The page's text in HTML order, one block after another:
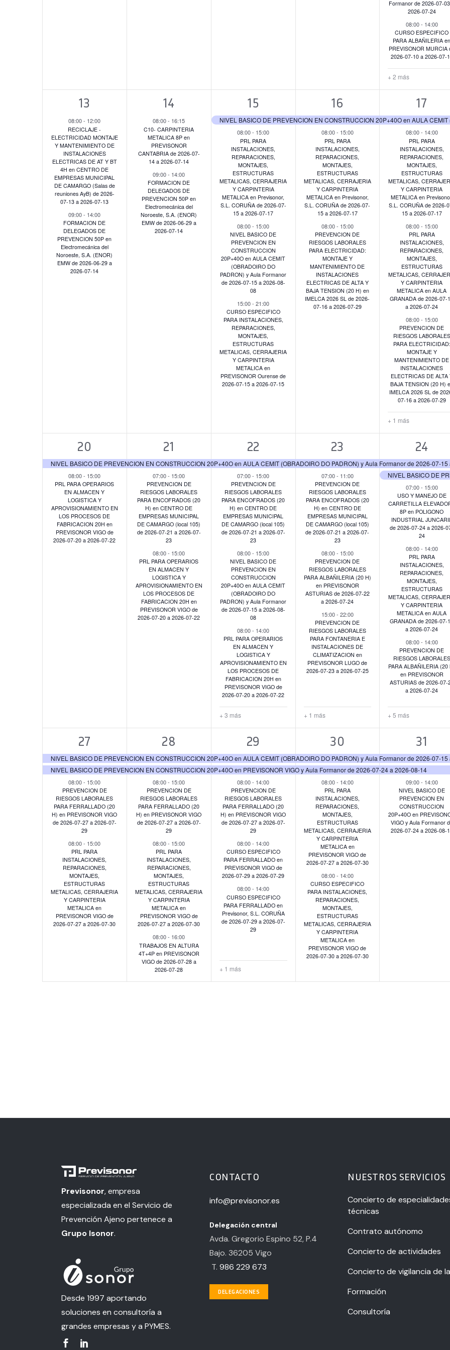
Formanor de 2026-07-
2026-07-24
08:00- 14:00
CURSO ESPECIFICO
PARA ALBAÑILERIA en
PREVISONOR MURCIA
2026-07-10 a 2026-07-
+ 2 más
2
eventos,
13
08:00- 12:00
RECICLAJE -
ELECTRICIDAD MONTAJE
Y MANTENIMIENTO DE
INSTALACIONES
ELECTRICAS DE AT Y BT
4H en CENTRO DE
EMPRESAS MUNICIPAL
DE CAMARGO (Salas de
reuniones AyB) de 2026-
07-13 a 2026-07-13
09:00- 14:00
FORMACION DE
DELEGADOS DE
PREVENCION 50P en
Electromecánica del
Noroeste, S.A. (ENOR)
EMW de 2026-06-29 a
2026-07-14
2
eventos,
14
08:00- 16:15
C10- CARPINTERIA
METALICA 8P en
PREVISONOR
CANTABRIA de 2026-07-
14 a 2026-07-14
09:00- 14:00
FORMACION DE
DELEGADOS DE
PREVENCION 50P en
Electromecánica del
Noroeste, S.A. (ENOR)
EMW de 2026-06-29 a
2026-07-14
4
eventos,
15
08:00- 15:00
PRL PARA
INSTALACIONES,
REPARACIONES,
MONTAJES,
ESTRUCTURAS
METALICAS, CERRAJERIA
Y CARPINTERIA
METALICA en Previsonor,
S.L. CORUÑA de 2026-07-
15 a 2026-07-17
08:00- 15:00
NIVEL BASICO DE
PREVENCION EN
CONSTRUCCION
20P+40O en AULA CEMIT
(OBRADOIRO DO
PADRON) y Aula Formanor
de 2026-07-15 a 2026-08-
08
15:00-21:00
CURSO ESPECIFICO
PARA INSTALACIONES,
REPARACIONES,
MONTAJES,
ESTRUCTURAS
METALICAS, CERRAJERIA
Y CARPINTERIA
METALICA en
PREVISONOR Ourense de
2026-07-15 a 2026-07-15
3
eventos,
16
08:00- 15:00
PRL PARA
INSTALACIONES,
REPARACIONES,
MONTAJES,
ESTRUCTURAS
METALICAS, CERRAJERIA
Y CARPINTERIA
METALICA en Previsonor,
S.L. CORUÑA de 2026-07-
15 a 2026-07-17
08:00- 15:00
PREVENCION DE
RIESGOS LABORALES
PARA ELECTRICIDAD:
MONTAJE Y
MANTENIMIENTO DE
INSTALACIONES
ELECTRICAS DE ALTA Y
BAJA TENSION (20 H) en
IMELCA 2026 SL de 2026-
07-16 a 2026-07-29
5
17
08:00- 14:00
PRL PARA
INSTALACIONES,
REPARACIONES,
MONTAJES,
ESTRUCTURAS
METALICAS,
Y CARPINTERIA
METALICA en
S.L. CORUÑA de 2026-
15 a 2026-07-17
08:00- 15:00
PRL PARA
INSTALACIONES,
REPARACIONES,
MONTAJES,
ESTRUCTURAS
METALICAS,
Y CARPINTERIA
METALICA en AULA
GRANADA de 2026-07-
a 2026-07-24
08:00- 15:00
PREVENCION DE
RIESGOS LABORALES
PARA ELECTRICIDAD:
MONTAJE Y
MANTENIMIENTO DE
INSTALACIONES
ELECTRICAS DE ALTA
BAJA TENSION (20 H)
IMELCA 2026 SL de
07-16 a 2026-07-29
+ 1 más
2
eventos,
20
NIVEL BASICO DE PREVENCION EN CONSTRUCCION 20P+40O en AULA CEMIT (OBRADOIRO DO PADRON) y Aula Formanor de 2026-07-
08:00- 15:00
PRL PARA OPERARIOS
EN ALMACEN Y
LOGISTICA Y
APROVISIONAMIENTO EN
LOS PROCESOS DE
FABRICACION 20H en
PREVISONOR VIGO de
2026-07-20 a 2026-07-22
3
eventos,
21
07:00- 15:00
PREVENCION DE
RIESGOS LABORALES
PARA ENCOFRADOS (20
H) en CENTRO DE
EMPRESAS MUNICIPAL
DE CAMARGO (local 105)
de 2026-07-21 a 2026-07-
23
08:00- 15:00
PRL PARA OPERARIOS
EN ALMACEN Y
LOGISTICA Y
APROVISIONAMIENTO EN
LOS PROCESOS DE
FABRICACION 20H en
PREVISONOR VIGO de
2026-07-20 a 2026-07-22
7
eventos,
22
07:00- 15:00
PREVENCION DE
RIESGOS LABORALES
PARA ENCOFRADOS (20
H) en CENTRO DE
EMPRESAS MUNICIPAL
DE CAMARGO (local 105)
de 2026-07-21 a 2026-07-
23
08:00- 15:00
NIVEL BASICO DE
PREVENCION EN
CONSTRUCCION
20P+40O en AULA CEMIT
(OBRADOIRO DO
PADRON) y Aula Formanor
de 2026-07-15 a 2026-08-
08
08:00- 14:00
PRL PARA OPERARIOS
EN ALMACEN Y
LOGISTICA Y
APROVISIONAMIENTO EN
LOS PROCESOS DE
FABRICACION 20H en
PREVISONOR VIGO de
2026-07-20 a 2026-07-22
+ 3 más
5
eventos,
23
07:00- 11:00
PREVENCION DE
RIESGOS LABORALES
PARA ENCOFRADOS (20
H) en CENTRO DE
EMPRESAS MUNICIPAL
DE CAMARGO (local 105)
de 2026-07-21 a 2026-07-
23
08:00- 15:00
PREVENCION DE
RIESGOS LABORALES
PARA ALBAÑILERIA (20 H)
en PREVISONOR
ASTURIAS de 2026-07-22
a 2026-07-24
15:00- 22:00
PREVENCION DE
RIESGOS LABORALES
PARA FONTANERIA E
INSTALACIONES DE
CLIMATIZACION en
PREVISONOR LUGO de
2026-07-23 a 2026-07-25
+ 1 más
10
24
07:00- 15:00
USO Y MANEJO DE
CARRETILLA
8P en POLIGONO
INDUSTRIAL JUNCARIL
de 2026-07-24 a 2026-
24
08:00- 14:00
PRL PARA
INSTALACIONES,
REPARACIONES,
MONTAJES,
ESTRUCTURAS
METALICAS,
Y CARPINTERIA
METALICA en AULA
GRANADA de 2026-07-
a 2026-07-24
08:00- 14:00
PREVENCION DE
RIESGOS LABORALES
PARA ALBAÑILERIA (20
en PREVISONOR
ASTURIAS de 2026-07-
a 2026-07-24
+ 5 más
4
eventos,
27
NIVEL BASICO DE PREVENCION EN CONSTRUCCION 20P+40O en AULA CEMIT (OBRADOIRO DO PADRON) y Aula Formanor de 2026-07-
NIVEL BASICO DE PREVENCION EN CONSTRUCCION 20P+40O en PREVISONOR VIGO y Aula Formanor de 2026-07-24 a 2026-08-14
08:00- 15:00
PREVENCION DE
RIESGOS LABORALES
PARA FERRALLADO (20
H) en PREVISONOR VIGO
de 2026-07-27 a 2026-07-
29
08:00- 15:00
PRL PARA
INSTALACIONES,
REPARACIONES,
MONTAJES,
ESTRUCTURAS
METALICAS, CERRAJERIA
Y CARPINTERIA
METALICA en
PREVISONOR VIGO de
2026-07-27 a 2026-07-30
5
eventos,
28
08:00- 15:00
PREVENCION DE
RIESGOS LABORALES
PARA FERRALLADO (20
H) en PREVISONOR VIGO
de 2026-07-27 a 2026-07-
29
08:00- 15:00
PRL PARA
INSTALACIONES,
REPARACIONES,
MONTAJES,
ESTRUCTURAS
METALICAS, CERRAJERIA
Y CARPINTERIA
METALICA en
PREVISONOR VIGO de
2026-07-27 a 2026-07-30
08:00- 16:00
TRABAJOS EN ALTURA
4T+4P en PREVISONOR
VIGO de 2026-07-28 a
2026-07-28
6
eventos,
29
08:00- 14:00
PREVENCION DE
RIESGOS LABORALES
PARA FERRALLADO (20
H) en PREVISONOR VIGO
de 2026-07-27 a 2026-07-
29
08:00- 14:00
CURSO ESPECIFICO
PARA FERRALLADO en
PREVISONOR VIGO de
2026-07-29 a 2026-07-29
08:00- 14:00
CURSO ESPECIFICO
PARA FERRALLADO en
Previsonor, S.L. CORUÑA
de 2026-07-29 a 2026-07-
29
+ 1 más
4
eventos,
30
08:00- 14:00
PRL PARA
INSTALACIONES,
REPARACIONES,
MONTAJES,
ESTRUCTURAS
METALICAS, CERRAJERIA
Y CARPINTERIA
METALICA en
PREVISONOR VIGO de
2026-07-27 a 2026-07-30
08:00- 14:00
CURSO ESPECIFICO
PARA INSTALACIONES,
REPARACIONES,
MONTAJES,
ESTRUCTURAS
METALICAS, CERRAJERIA
Y CARPINTERIA
METALICA en
PREVISONOR VIGO de
2026-07-30 a 2026-07-30
3
31
09:00- 14:00
NIVEL BASICO DE
PREVENCION EN
CONSTRUCCION
20P+40O en
VIGO y Aula Formanor
2026-07-24 a 2026-08-
Previsonor, empresa
especializada en el Servicio de
Prevención Ajeno pertenece a
Grupo Isonor.
Desde 1997 aportando
soluciones en consultoría a
grandes empresas y a PYMES.
CONTACTO
info@previsonor.es
Delegación central
Avda. Gregorio Espino 52, P.4
Bajo. 36205 Vigo
T. 986 229 673
DELEGACIONES
NUESTROS SERVICIOS
Concierto de
técnicas
Contrato autónomo
Concierto de actividades
Concierto de vigilancia de
Formación
Consultoría